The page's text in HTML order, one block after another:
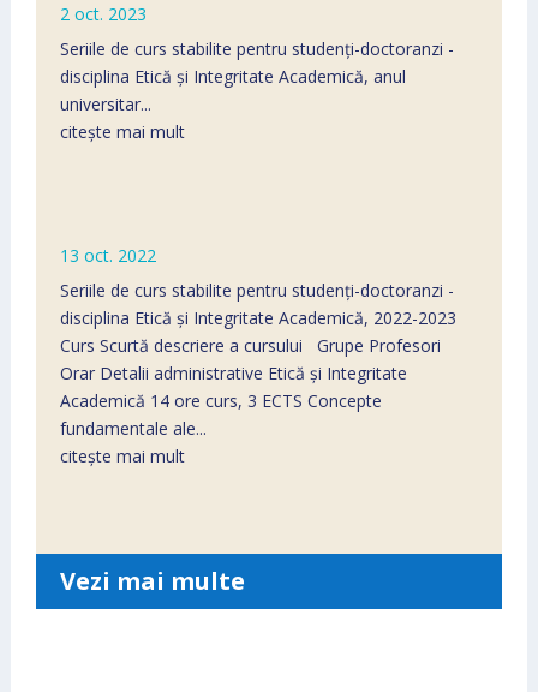
2 oct. 2023
Seriile de curs stabilite pentru stud­­enți-doctoranzi -
disciplina Etică și Integritate Academică, anul
universitar...
citește mai mult
13 oct. 2022
Seriile de curs stabilite pentru stud­­enți-doctoranzi -
disciplina Etică și Integritate Academică, 2022-2023
Curs Scurtă descriere a cursului Grupe Profesori
Orar Detalii administrative Etică și Integritate
Academică 14 ore curs, 3 ECTS Concepte
fundamentale ale...
citește mai mult
Vezi mai multe